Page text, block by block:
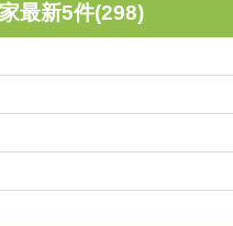
最新5件(298)